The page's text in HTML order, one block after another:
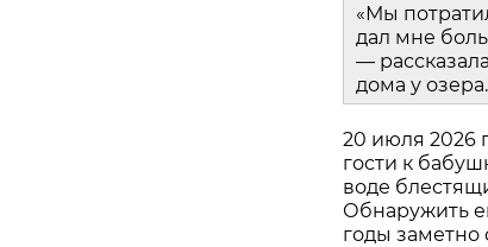
«Мы
дал мне
—
дома у озера.
20 июля 2026
гости к
воде
Обнаружить
годы заметно